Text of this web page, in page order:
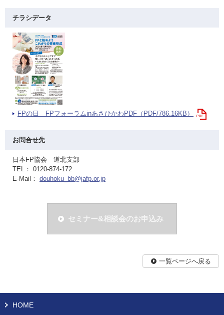
チラシデータ
FPの日 FPフォーラムinあさひかわPDF（PDF/786.16KB）
お問合せ先
日本FP協会 道北支部
TEL： 0120-874-172
E-Mail： douhoku_bb@jafp.or.jp
セミナー&相談会のお申込み
一覧ページへ戻る
HOME